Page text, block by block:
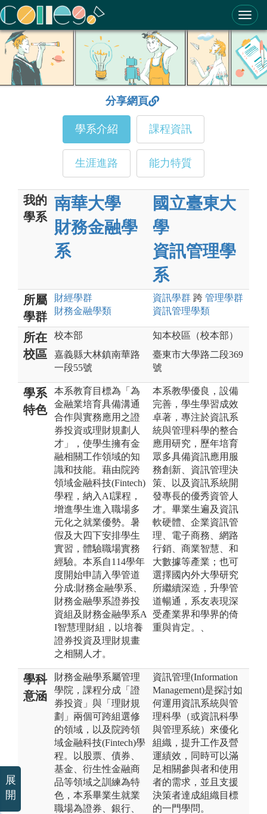
ColleGo! 大學選才與高中育才輔助系統
分享網頁
學系介紹 課程資訊
生涯進路 能力特質
我的
學系
南華大學
財務金融學
系
國立臺東大
學
資訊管理學
系
所屬
學群
財經學群
財務金融學類
資訊學群 跨 管理學群
資訊管理學類
所在
校區
校本部
嘉義縣大林鎮南華路
一段55號
知本校區（校本部）
臺東市大學路二段369
號
學系
特色
本系教育目標為「為
金融業培育具備溝通
合作與實務應用之證
券投資或理財規劃人
才」，使學生擁有金
融相關工作領域的知
識和技能。藉由院跨
領域金融科技(Fintech)
學程，納入AI課程，
增進學生進入職場多
元化之就業優勢。暑
假及大四下安排學生
實習，體驗職場實務
經驗。本系自114學年
度開始申請入學管道
分成:財務金融學系、
財務金融學系證券投
資組及財務金融學系A
I智慧理財組，以培養
證券投資及理財規畫
之相關人才。
本系教學優良，設備
完善，學生學習成效
卓著，專注於資訊系
統與管理科學的整合
應用研究，歷年培育
眾多具備資訊應用服
務創新、資訊管理決
策、以及資訊系統開
發專長的優秀資管人
才。畢業生遍及資訊
軟硬體、企業資訊管
理、電子商務、網路
行銷、商業智慧、和
大數據等產業；也可
選擇國內外大學研究
所繼續深造，升學管
道暢通，系友表現深
受產業界和學界的倚
重與肯定。、
學科
意涵
財務金融學系屬管理
學院，課程分成「證
券投資」與「理財規
劃」兩個可跨組選修
的領域，以及院跨領
域金融科技(Fintech)學
程。以股票、債券、
基金、衍生性金融商
品等領域之訓練為特
色，本系畢業生就業
職場為證券、銀行、
資訊管理(Information
Management)是探討如
何運用資訊系統與管
理科學（或資訊科學
與管理系統）來優化
組織，提升工作及營
運績效，同時可以滿
足相關參與者和使用
者的需求，並且支援
決策者達成組織目標
的一門學問。
展
開